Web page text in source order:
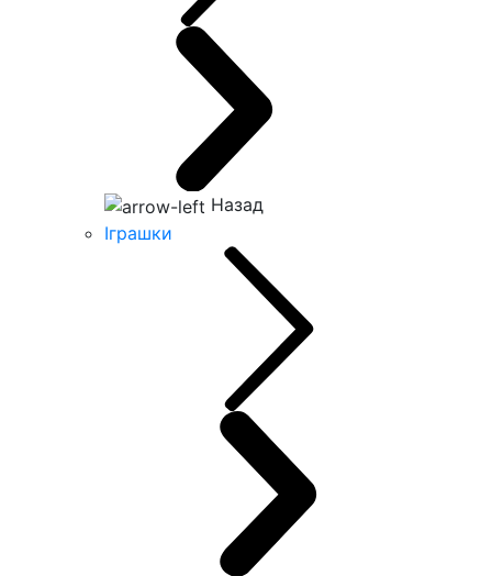
Назад
Іграшки